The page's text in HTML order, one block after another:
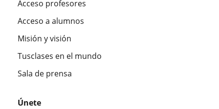
Acceso profesores
Acceso a alumnos
Misión y visión
Tusclases en el mundo
Sala de prensa
Únete